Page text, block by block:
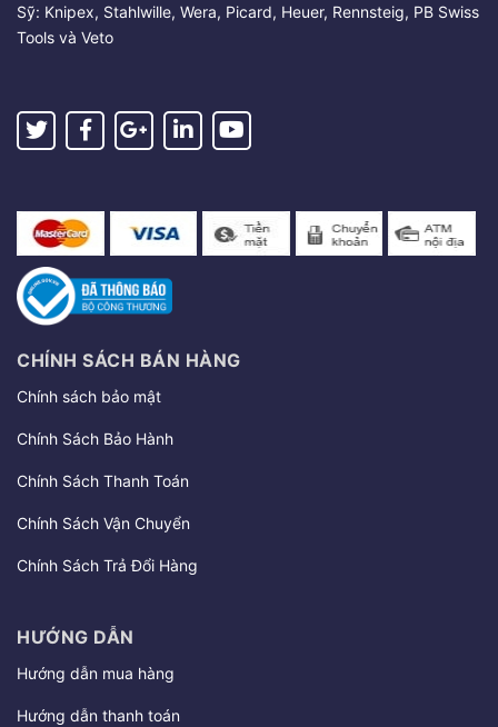
Sỹ: Knipex, Stahlwille, Wera, Picard, Heuer, Rennsteig, PB Swiss
Tools và Veto
CHÍNH SÁCH BÁN HÀNG
Chính sách bảo mật
Chính Sách Bảo Hành
Chính Sách Thanh Toán
Chính Sách Vận Chuyển
Chính Sách Trả Đổi Hàng
HƯỚNG DẪN
Hướng dẫn mua hàng
Hướng dẫn thanh toán